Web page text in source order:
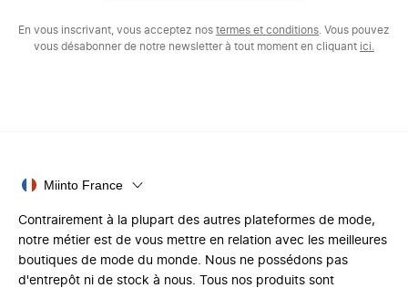
En vous inscrivant, vous acceptez nos termes et conditions . Vous pouvez
vous désabonner de notre newsletter à tout moment en cliquant ici.
Miinto France
Contrairement à la plupart des autres plateformes de mode,
notre métier est de vous mettre en relation avec les meilleures
boutiques de mode du monde. Nous ne possédons pas
d'entrepôt ni de stock à nous. Tous nos produits sont